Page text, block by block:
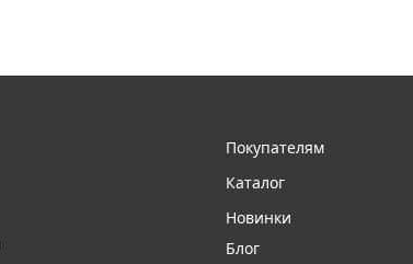
Покупателям
Каталог
Новинки
Блог